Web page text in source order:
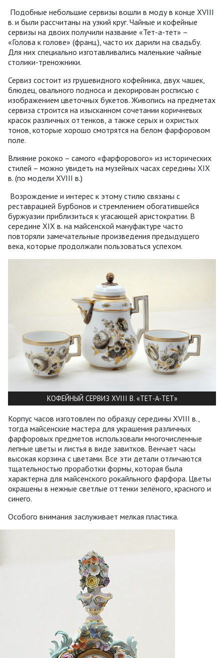
Подобные небольшие сервизы вошли в моду в конце XVIII
в. и были рассчитаны на узкий круг. Чайные и кофейные
сервизы на двоих получили название «Тет-а-тет» –
«Голова к голове» (франц.), часто их дарили на свадьбу.
Для них специально изготавливались маленькие чайные
столики-треножники.
Сервиз состоит из грушевидного кофейника, двух чашек,
блюдец, овального подноса и декорирован росписью с
изображением цветочных букетов. Живопись на предметах
сервиза строится на изысканном сочетании коричневых
красок различных оттенков, а также серых и охристых
тонов, которые хорошо смотрятся на белом фарфоровом
поле.
Влияние рококо – самого «фарфорового» из исторических
стилей – можно увидеть на музейных часах cередины XIX
в. (по модели XVIII в.)
Возрождение и интерес к этому стилю связаны с
реставрацией Бурбонов и стремлением обогатившейся
буржуазии приблизиться к угасающей аристократии. В
середине XIX в. на майсенской мануфактуре часто
повторяли замечательные произведения предыдущего
века, которые продолжали пользоваться успехом.
КОФЕЙНЫЙ СЕРВИЗ XVIII В. «ТЕТ-А-ТЕТ»
Корпус часов изготовлен по образцу середины XVIII в.,
тогда майсенские мастера для украшения различных
фарфоровых предметов использовали многочисленные
лепные цветы и листья в виде завитков. Венчает часы
высокая корзина с цветами. Все эти детали отличаются
тщательностью проработки формы, которая была
характерна для майсенского рокайльного фарфора. Цветы
окрашены в нежные светлые оттенки зелёного, красного и
синего.
Особого внимания заслуживает мелкая пластика.